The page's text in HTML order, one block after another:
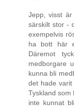
Jepp, visst
särskilt stor -
exempelvis
ha bott här
Däremot
medborgare
kunna bli
det hade
Tyskland som
inte kunnat